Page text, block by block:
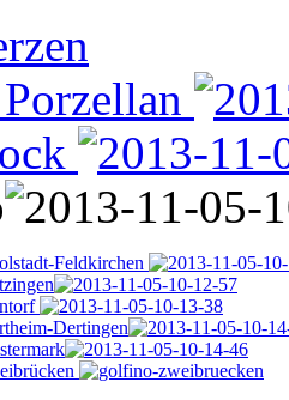
Feldkirchen
Dertingen